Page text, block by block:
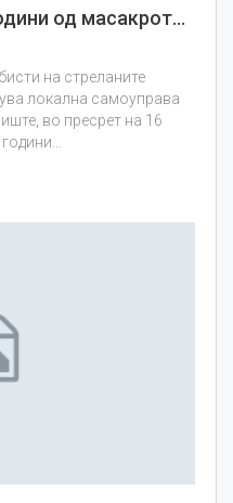
од масакрот…
на стреланите
локална самоуправа
во пресрет на 16